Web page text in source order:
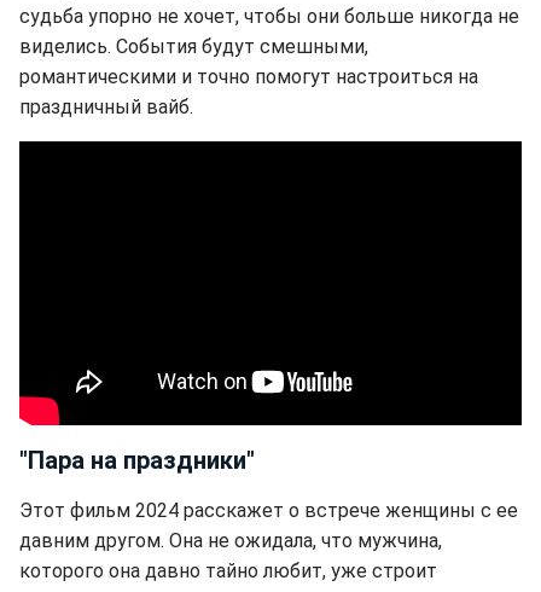
судьба упорно не хочет, чтобы они больше никогда не
виделись. События будут смешными,
романтическими и точно помогут настроиться на
праздничный вайб.
"Пара на праздники"
Этот фильм 2024 расскажет о встрече женщины с ее
давним другом. Она не ожидала, что мужчина,
которого она давно тайно любит, уже строит